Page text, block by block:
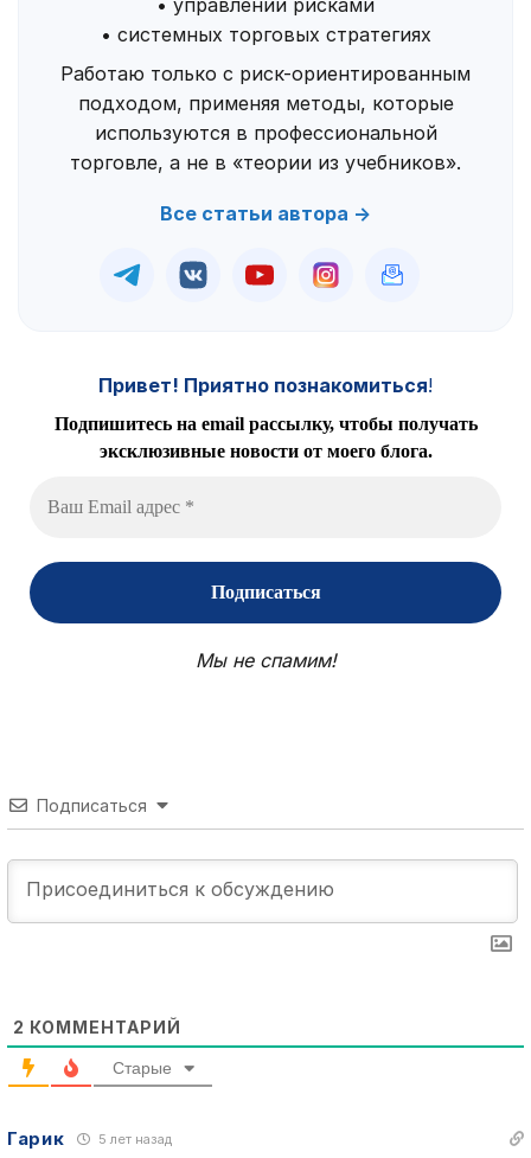
• системных торговых стратегиях
Работаю только с риск-ориентированным
подходом, применяя методы, которые
используются в профессиональной
торговле, а не в «теории из учебников».
Все статьи автора →
Привет! Приятно познакомиться!
Подпишитесь на email рассылку, чтобы получать
эксклюзивные новости от моего блога.
Мы не спамим!
Подписаться
2 КОММЕНТАРИЙ
Старые
Гарик 5 лет назад